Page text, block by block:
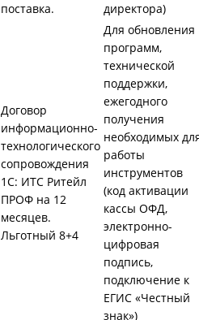
поставка.
директора)
Договор
информационно-
технологического
сопровождения
1С: ИТС Ритейл
ПРОФ на 12
месяцев.
Льготный 8+4
Для обновления
программ,
технической
поддержки,
ежегодного
получения
необходимых
работы
инструментов
(код активации
кассы ОФД,
электронно-
цифровая
подпись,
подключение к
ЕГИС «Честный
знак»)